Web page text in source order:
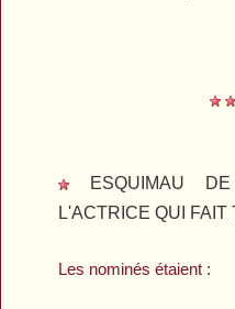
ESQUIMAU
L'ACTRICE QUI FAIT
Les nominés étaient :